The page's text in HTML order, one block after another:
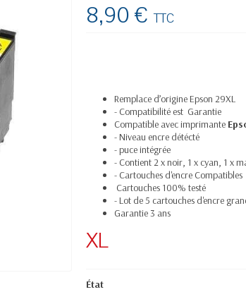
8,90 €TTC
Remplace d’origine Epson 29XL
- Compatibilité est Garantie
Compatible avec imprimante
- Niveau encre détécté
- puce intégrée
- Contient 2 x noir, 1 x cyan, 1 x
- Cartouches d'encre Compatibles
Cartouches 100% testé
- Lot de 5 cartouches d'encre
Garantie 3 ans
XL
État